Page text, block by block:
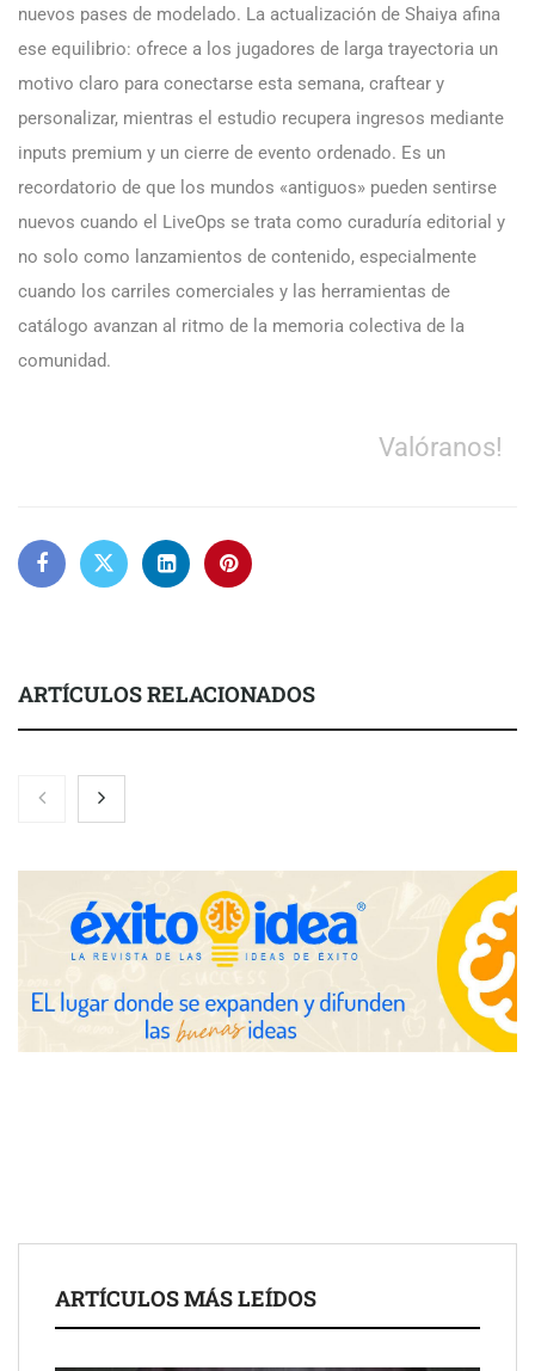
nuevos pases de modelado. La actualización de Shaiya afina
ese equilibrio: ofrece a los jugadores de larga trayectoria un
motivo claro para conectarse esta semana, craftear y
personalizar, mientras el estudio recupera ingresos mediante
inputs premium y un cierre de evento ordenado. Es un
recordatorio de que los mundos «antiguos» pueden sentirse
nuevos cuando el LiveOps se trata como curaduría editorial y
no solo como lanzamientos de contenido, especialmente
cuando los carriles comerciales y las herramientas de
catálogo avanzan al ritmo de la memoria colectiva de la
comunidad.
Valóranos!
ARTÍCULOS RELACIONADOS
Nicols presenta seis modelos de anillos de compromiso para el
eclipse solar del 12 de agosto
Zoomex mejora su Strategy Center con herramientas
avanzadas para trading estratégico
COMPALISS de LYSOTRIC: cuando un solo producto multiplica
las posibilidades del salón profesional
ARTÍCULOS MÁS LEÍDOS